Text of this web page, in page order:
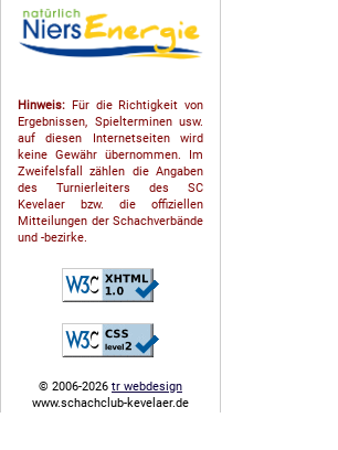
Hinweis: Für die Richtigkeit von
Ergebnissen, Spielterminen usw.
auf diesen Internetseiten wird
keine Gewähr übernommen. Im
Zweifelsfall zählen die Angaben
des Turnierleiters des SC
Kevelaer bzw. die offiziellen
Mitteilungen der Schach­ver­bände
und -bezirke.
© 2006-2026 tr webdesign
www.schachclub-kevelaer.de